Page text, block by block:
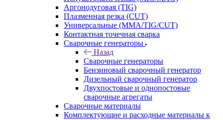
Аргонодуговая (TIG)
Плазменная резка (CUT)
Универсальные (MMA/TIG/CUT)
Контактная точечная сварка
Сварочные генераторы
Назад
Сварочные генераторы
Бензиновый сварочный генератор
Дизельный сварочный генератор
Двухпостовые и однопостовые
сварочные агрегаты
Сварочные материалы
Комплектующие и расходные материалы к